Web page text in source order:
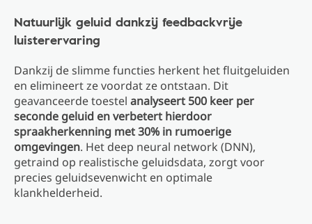
Natuurlijk geluid dankzij feedbackvrije
luisterervaring
Dankzij de slimme functies herkent het fluitgeluiden
en elimineert ze voordat ze ontstaan. Dit
geavanceerde toestel analyseert 500 keer per
seconde geluid en verbetert hierdoor
spraakherkenning met 30% in rumoerige
omgevingen. Het deep neural network (DNN),
getraind op realistische geluidsdata, zorgt voor
precies geluidsevenwicht en optimale
klankhelderheid.